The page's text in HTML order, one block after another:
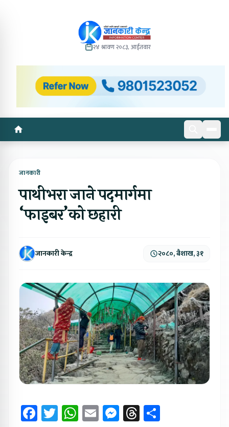
२४ श्रावण २०८३, आईतवार
जानकारी
पाथीभरा जाने पदमार्गमा
‘फाइबर’को छहारी
जानकारी केन्द्र २०८०, बैशाख, ३१
Facebook
Twitter
WhatsApp
EmailMessenger
Threads